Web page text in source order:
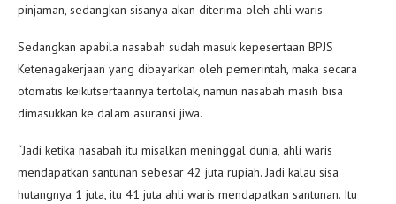
pinjaman, sedangkan sisanya akan diterima oleh ahli waris.
Sedangkan apabila nasabah sudah masuk kepesertaan BPJS
Ketenagakerjaan yang dibayarkan oleh pemerintah, maka secara
otomatis keikutsertaannya tertolak, namun nasabah masih bisa
dimasukkan ke dalam asuransi jiwa.
“Jadi ketika nasabah itu misalkan meninggal dunia, ahli waris
mendapatkan santunan sebesar 42 juta rupiah. Jadi kalau sisa
hutangnya 1 juta, itu 41 juta ahli waris mendapatkan santunan. Itu